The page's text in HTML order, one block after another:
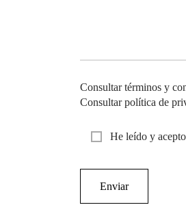
Consultar términos y
Consultar política de
He leído y